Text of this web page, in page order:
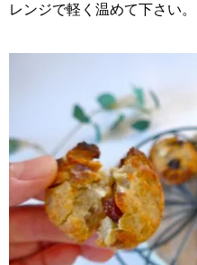
レンジで軽く温めて下さい。